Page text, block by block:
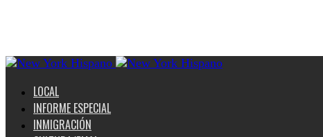
LOCAL
INFORME ESPECIAL
INMIGRACIÓN